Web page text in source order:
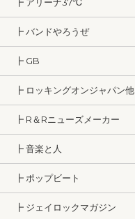
┣ バンドやろうぜ
┣ GB
┣ ロッキングオンジャパン他
┣ R＆Rニューズメーカー
┣ 音楽と人
┣ ポップビート
┣ ジェイロックマガジン